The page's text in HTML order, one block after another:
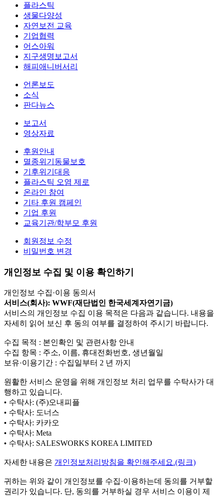
플라스틱
생물다양성
자연보전 교육
기업협력
어스아워
지구생명보고서
해피애니버서리
언론보도
소식
판다뉴스
보고서
영상자료
후원안내
멸종위기동물보호
기후위기대응
플라스틱 오염 제로
온라인 참여
기타 후원 캠페인
기업 후원
교육기관/학부모 후원
회원정보 수정
비밀번호 변경
개인정보 수집 및 이용 확인하기
개인정보 수집·이용 동의서
서비스(회사): WWF(재단법인 한국세계자연기금)
서비스의 개인정보 수집 이용 목적은 다음과 같습니다. 내용을
자세히 읽어 보신 후 동의 여부를 결정하여 주시기 바랍니다.
수집 목적 : 본인확인 및 관련사항 안내
수집 항목 : 주소, 이름, 휴대전화번호, 생년월일
보유·이용기간 : 수집일부터 2 년 까지
원활한 서비스 운영을 위해 개인정보 처리 업무를 수탁사가 대
행하고 있습니다.
• 수탁사: (주)오내피플
• 수탁사: 도너스
• 수탁사: 카카오
• 수탁사: Meta
• 수탁사: SALESWORKS KOREA LIMITED
자세한 내용은 개인정보처리방침을 확인해주세요.(링크)
귀하는 위와 같이 개인정보를 수집·이용하는데 동의를 거부할
권리가 있습니다. 단, 동의를 거부하실 경우 서비스 이용이 제